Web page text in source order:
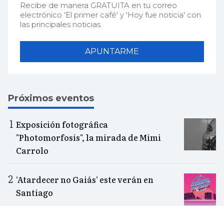
Recibe de manera GRATUITA en tu correo
electrónico 'El primer café' y 'Hoy fue noticia' con
las principales noticias.
APUNTARME
Próximos eventos
Exposición fotográfica
"Photomorfosis", la mirada de Mimi
Carrolo
‘Atardecer no Gaiás’ este verán en
Santiago